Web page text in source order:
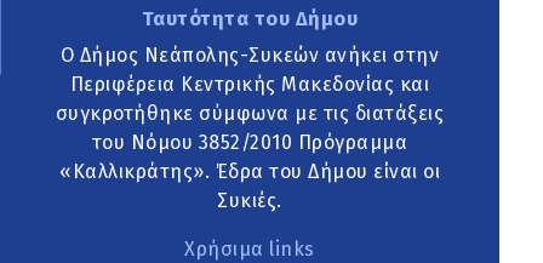
Ταυτότητα του Δήμου
Ο Δήμος Νεάπολης-Συκεών ανήκει στην
Περιφέρεια Κεντρικής Μακεδονίας και
συγκροτήθηκε σύμφωνα με τις διατάξεις
του Νόμου 3852/2010 Πρόγραμμα
«Καλλικράτης». Έδρα του Δήμου είναι οι
Συκιές.
Χρήσιμα links